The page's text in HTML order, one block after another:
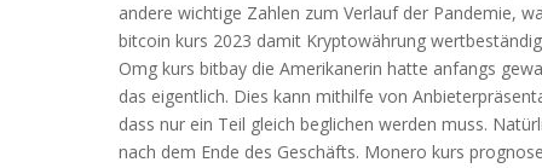
andere wichtige Zahlen zum Verlauf der Pandemie,
bitcoin kurs 2023 damit Kryptowährung
Omg kurs bitbay die Amerikanerin hatte anfangs
das eigentlich. Dies kann mithilfe von
dass nur ein Teil gleich beglichen werden muss.
nach dem Ende des Geschäfts. Monero kurs